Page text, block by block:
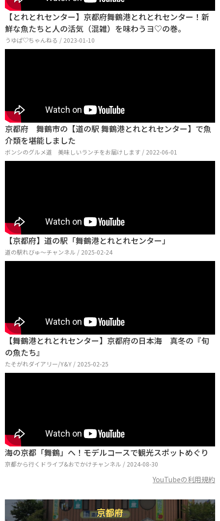
【とれとれセンター】京都府舞鶴港とれとれセンター！新
鮮な魚たちと人の活気（混雑）を味わうヨ♡の巻。
うゆぱ♡ちゃんねる / 2023-01-10
京都府 舞鶴市の【道の駅 舞鶴港とれとれセンター】で魚
介類を堪能しました
ボンシのグルメ道 美味しいランチをお届けします / 2022-06-01
【京都府】道の駅「舞鶴港とれとれセンター」
道の駅れびゅ〜チャンネル / 2025-02-24
【舞鶴港とれとれセンター】京都府の日本海 真冬の『旬
の魚たち』
たそがれダイアリー/Y&Y / 2025-02-25
海の京都「舞鶴」へ！モデルコースで観光スポットめぐり
京都から行くドライブ&おでかけチャンネル / 2024-08-30
YouTubeの利用規約
京都府